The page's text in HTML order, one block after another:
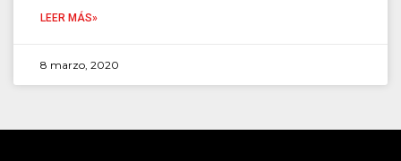
LEER MÁS»
8 marzo, 2020